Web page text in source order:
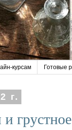
курсам Готовые
г.
грустное